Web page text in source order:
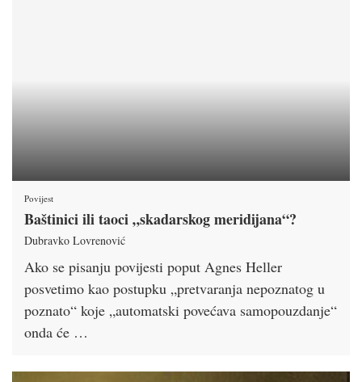
Povijest
Baštinici ili taoci „skadarskog meridijana“?
Dubravko Lovrenović
Ako se pisanju povijesti poput Agnes Heller
posvetimo kao postupku „pretvaranja nepoznatog u
poznato“ koje „automatski povećava samopouzdanje“
onda će …